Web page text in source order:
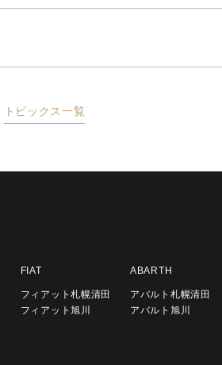
トピックス一覧
FIAT
フィアット札幌清田
フィアット旭川
ABARTH
アバルト札幌清田
アバルト旭川